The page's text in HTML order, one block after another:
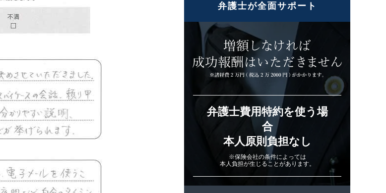
弁護士が全面サポート
弁護士費用特約を使う場
合
本人原則負担なし
※保険会社の条件によっては
本人負担が生じることがあります。